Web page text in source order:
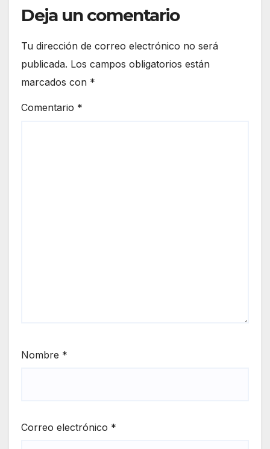
Deja un comentario
Tu dirección de correo electrónico no será
publicada. Los campos obligatorios están
marcados con *
Comentario *
Nombre *
Correo electrónico *